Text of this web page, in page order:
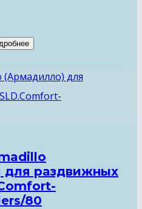
для раздвижных
80